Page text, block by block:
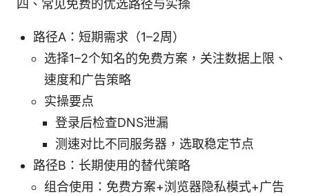
四、常见免费的优选路径与实操
路径A：短期需求（1–2周）
选择1–2个知名的免费方案，关注数据上限、
速度和广告策略
实操要点
登录后检查DNS泄漏
测速对比不同服务器，选取稳定节点
路径B：长期使用的替代策略
组合使用：免费方案+浏览器隐私模式+广告